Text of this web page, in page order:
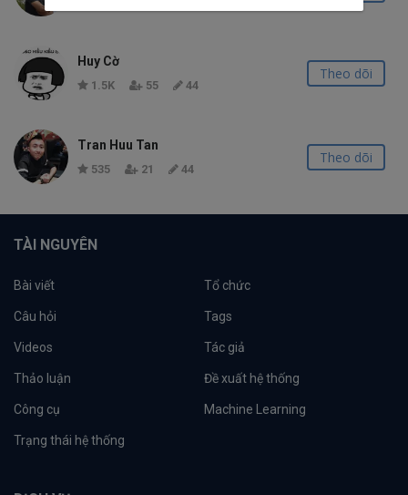
Huy Cờ
1.5K 55 44
Theo dõi
Tran Huu Tan
535 21 44
Theo dõi
TÀI NGUYÊN
Bài viết Tổ chức
Câu hỏi Tags
Videos Tác giả
Thảo luận Đề xuất hệ thống
Công cụ Machine Learning
Trạng thái hệ thống